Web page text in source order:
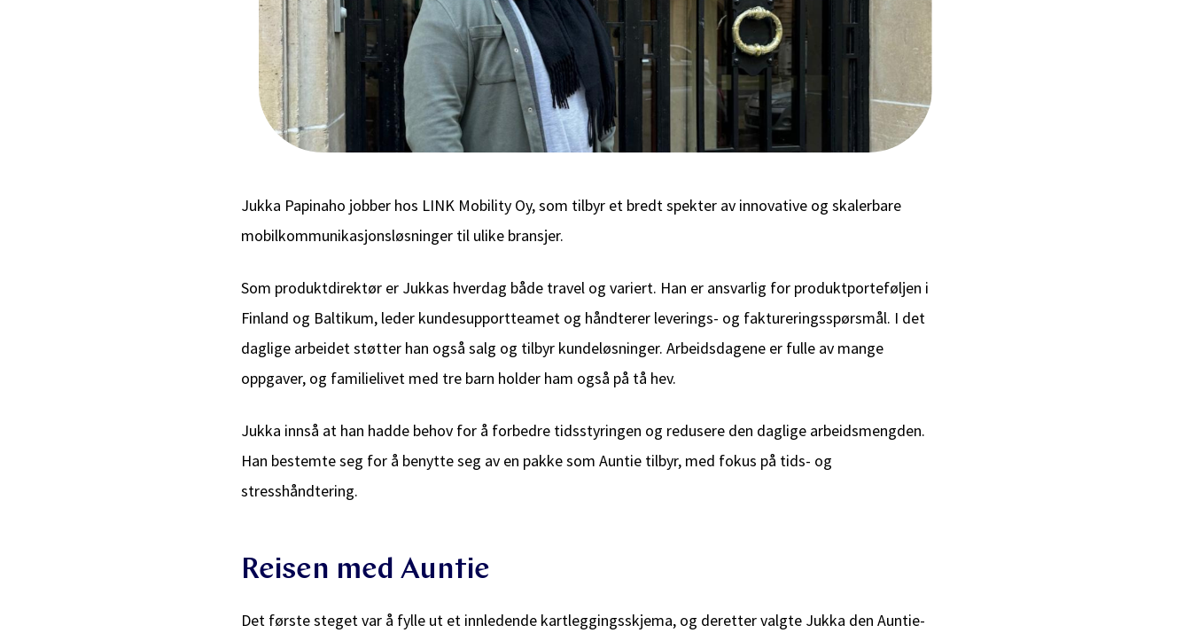
Jukka Papinaho jobber hos LINK Mobility Oy, som tilbyr et bredt spekter av innovative og skalerbare
mobilkommunikasjonsløsninger til ulike bransjer.
Som produktdirektør er Jukkas hverdag både travel og variert. Han er ansvarlig for produktporteføljen i
Finland og Baltikum, leder kundesupportteamet og håndterer leverings- og faktureringsspørsmål. I det
daglige arbeidet støtter han også salg og tilbyr kundeløsninger. Arbeidsdagene er fulle av mange
oppgaver, og familielivet med tre barn holder ham også på tå hev.
Jukka innså at han hadde behov for å forbedre tidsstyringen og redusere den daglige arbeidsmengden.
Han bestemte seg for å benytte seg av en pakke som Auntie tilbyr, med fokus på tids- og
stresshåndtering.
Reisen med Auntie
Det første steget var å fylle ut et innledende kartleggingsskjema, og deretter valgte Jukka den Auntie-